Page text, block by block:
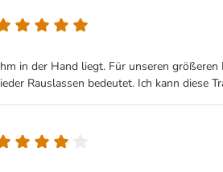
in der Hand liegt. Für unseren
Rauslassen bedeutet. Ich kann diese